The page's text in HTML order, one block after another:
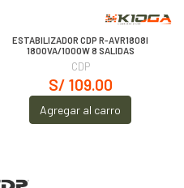
ESTABILIZADOR CDP R-AVR1808I
1800VA/1000W 8 SALIDAS
CDP
S/ 109.00
Agregar al carro